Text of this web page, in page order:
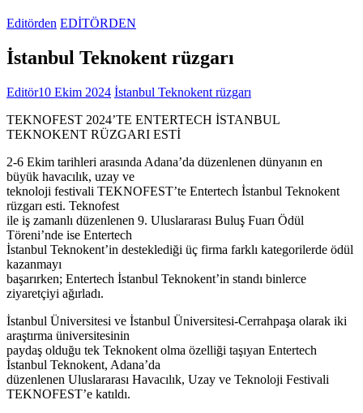
Editörden EDİTÖRDEN
İstanbul Teknokent rüzgarı
Editör10 Ekim 2024 İstanbul Teknokent rüzgarı
TEKNOFEST 2024’TE ENTERTECH İSTANBUL
TEKNOKENT RÜZGARI ESTİ
2-6 Ekim tarihleri arasında Adana’da düzenlenen dünyanın en
büyük havacılık, uzay ve
teknoloji festivali TEKNOFEST’te Entertech İstanbul Teknokent
rüzgarı esti. Teknofest
ile iş zamanlı düzenlenen 9. Uluslararası Buluş Fuarı Ödül
Töreni’nde ise Entertech
İstanbul Teknokent’in desteklediği üç firma farklı kategorilerde ödül
kazanmayı
başarırken; Entertech İstanbul Teknokent’in standı binlerce
ziyaretçiyi ağırladı.
İstanbul Üniversitesi ve İstanbul Üniversitesi-Cerrahpaşa olarak iki
araştırma üniversitesinin
paydaş olduğu tek Teknokent olma özelliği taşıyan Entertech
İstanbul Teknokent, Adana’da
düzenlenen Uluslararası Havacılık, Uzay ve Teknoloji Festivali
TEKNOFEST’e katıldı.